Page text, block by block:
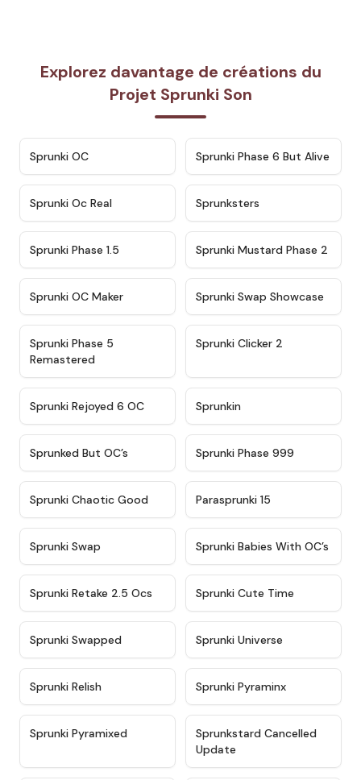
Explorez davantage de créations du
Projet Sprunki Son
Sprunki OC ★ 4.9
Sprunki Phase 6 But Alive
Sprunki Oc Real Sprunksters
Sprunki Phase 1.5 ★ 4.4
Sprunki Mustard Phase 2
Sprunki OC Maker ★ 4.6
Sprunki Swap Showcase
Sprunki Phase 5
Remastered
Sprunki Clicker 2
★ 4.4
Sprunki Rejoyed 6 OC Sprunkin
Sprunked But OC’s Sprunki Phase 999
★ 4.7
Sprunki Chaotic Good Parasprunki 15
Sprunki Swap ★ 4.8
Sprunki Babies With OC’s
★ 4.6
Sprunki Retake 2.5 Ocs Sprunki Cute Time
Sprunki Swapped Sprunki Universe
Sprunki Relish Sprunki Pyraminx
Sprunki Pyramixed ★ 4.9
Sprunkstard Cancelled
Update